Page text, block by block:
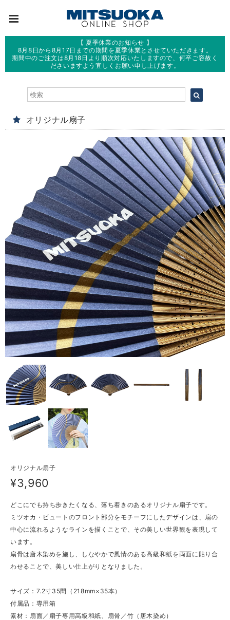
【 夏季休業のお知らせ 】
8月8日から8月17日までの期間を夏季休業とさせていただきます。
期間中のご注文は8月18日より順次対応いたしますので、何卒ご容赦く
ださいますよう宜しくお願い申し上げます。
オリジナル扇子
オリジナル扇子
¥3,960
どこにでも持ち歩きたくなる、落ち着きのあるオリジナル扇子です。
ミツオカ・ビュートのフロント部分をモチーフにしたデザインは、扇の
中心に流れるようなラインを描くことで、その美しい世界観を表現して
います。
扇骨は唐木染めを施し、しなやかで風情のある高級和紙を両面に貼り合
わせることで、美しい仕上がりとなりました。
サイズ：7.2寸35間（218mm×35本）
付属品：専用箱
素材：扇面／扇子専用高級和紙、扇骨／竹（唐木染め）